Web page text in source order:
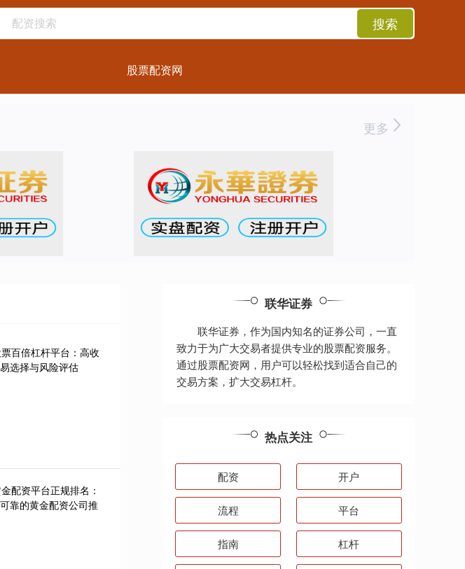
搜索
股票配资网
更多
联华证券
联华证券，作为国内知名的证券公司，一直
致力于为广大交易者提供专业的股票配资服务。
通过股票配资网，用户可以轻松找到适合自己的
交易方案，扩大交易杠杆。
热点关注
配资 开户
流程 平台
指南 杠杆